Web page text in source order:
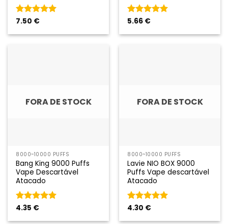
Classificado
5
7.50 €
Classificado
5
5.66 €
FORA DE STOCK
8000~10000 PUFFS
Bang King 9000 Puffs
Vape Descartável
Atacado
Classificado
4.35 €
FORA DE STOCK
8000~10000 PUFFS
Lavie NIO BOX 9000
Puffs Vape descartável
Atacado
Classificado
4.30 €